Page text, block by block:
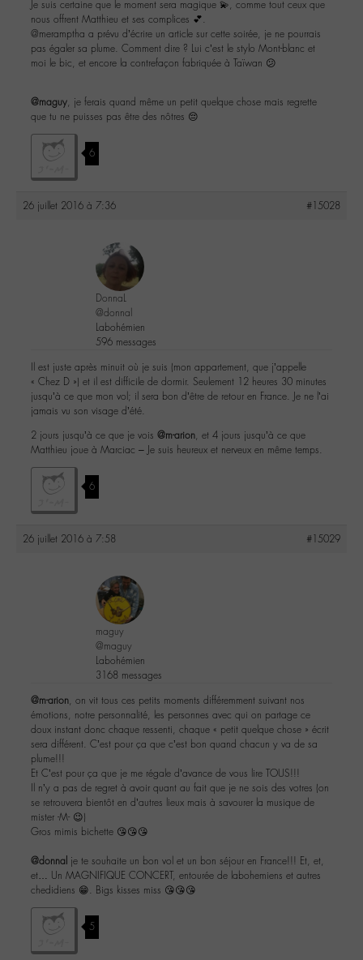
Je suis certaine que le moment sera magique 💫, comme tout ceux que
nous offrent Matthieu et ses complices 💕.
@meramptha a prévu d’écrire un article sur cette soirée, je ne pourrais
pas égaler sa plume. Comment dire ? Lui c’est le stylo Mont-blanc et
moi le bic, et encore la contrefaçon fabriquée à Taïwan 😕
@maguy , je ferais quand même un petit quelque chose mais regrette
que tu ne puisses pas être des nôtres 😔
6
26 juillet 2016 à 7:36 #15028
DonnaL
@donnal
Labohémien
596 messages
Il est juste après minuit où je suis (mon appartement, que j’appelle
« Chez D ») et il est difficile de dormir. Seulement 12 heures 30 minutes
jusqu’à ce que mon vol; il sera bon d’être de retour en France. Je ne l’ai
jamais vu son visage d’été.
2 jours jusqu’à ce que je vois @m-arion , et 4 jours jusqu’à ce que
Matthieu joue à Marciac – Je suis heureux et nerveux en même temps.
6
26 juillet 2016 à 7:58 #15029
maguy
@maguy
Labohémien
3168 messages
@m-arion , on vit tous ces petits moments différemment suivant nos
émotions, notre personnalité, les personnes avec qui on partage ce
doux instant donc chaque ressenti, chaque « petit quelque chose » écrit
sera différent. C’est pour ça que c’est bon quand chacun y va de sa
plume!!!
Et C’est pour ça que je me régale d’avance de vous lire TOUS!!!
Il n’y a pas de regret à avoir quant au fait que je ne sois des votres (on
se retrouvera bientôt en d’autres lieux mais à savourer la musique de
mister -M- 😉)
Gros mimis bichette 😘😘😘
@donnal je te souhaite un bon vol et un bon séjour en France!!! Et, et,
et… Un MAGNIFIQUE CONCERT, entourée de labohemiens et autres
chedidiens 😁. Bigs kisses miss 😘😘😘
5